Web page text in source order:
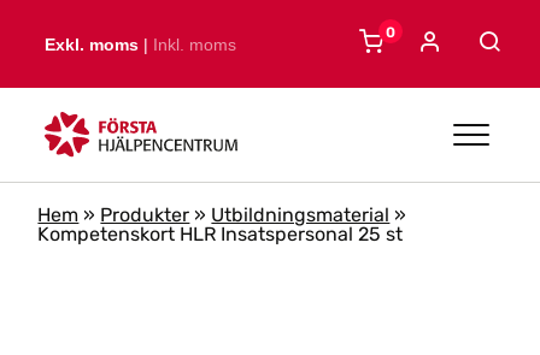
Exkl. moms | Inkl. moms
0
Hem » Produkter » Utbildningsmaterial »
Kompetenskort HLR Insatspersonal 25 st